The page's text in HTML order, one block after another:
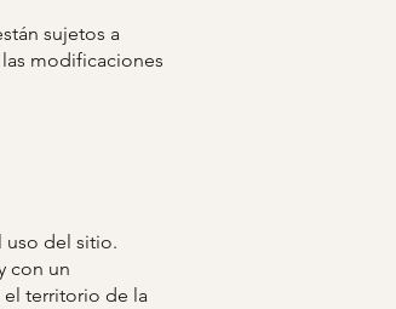
sujetos a
modificaciones
uso del sitio.
con un
territorio de la